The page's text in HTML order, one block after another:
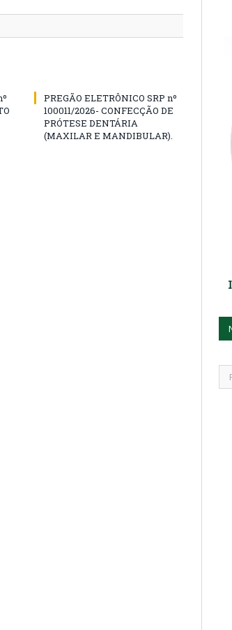
PREGÃO ELETRÔNICO SRP nº
100011/2026- CONFECÇÃO DE
PRÓTESE DENTÁRIA
(MAXILAR E MANDIBULAR).